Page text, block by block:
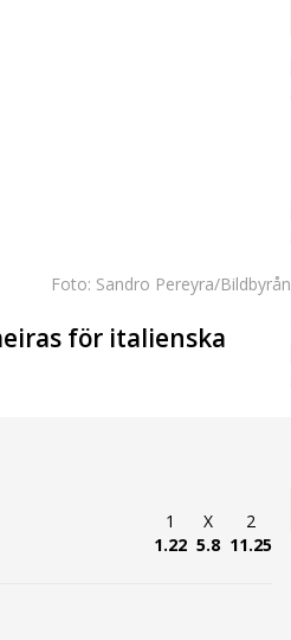
Foto: Sandro Pereyra/Bildbyrån
för italienska
1
1.22
X
5.8
2
11.25